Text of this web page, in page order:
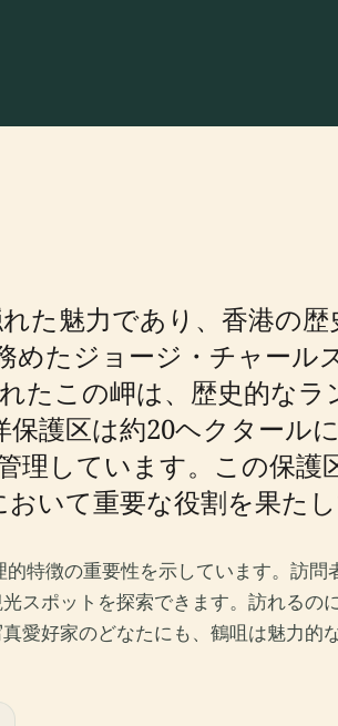
た魅力であり、香港の歴
めたジョージ・チャー
この岬は、歴史的なラ
護区は約20ヘクタール
理しています。この保護
いて重要な役割を果たし
特徴の重要性を示しています。訪問
スポットを探索できます。訪れるの
愛好家のどなたにも、鶴咀は魅力的